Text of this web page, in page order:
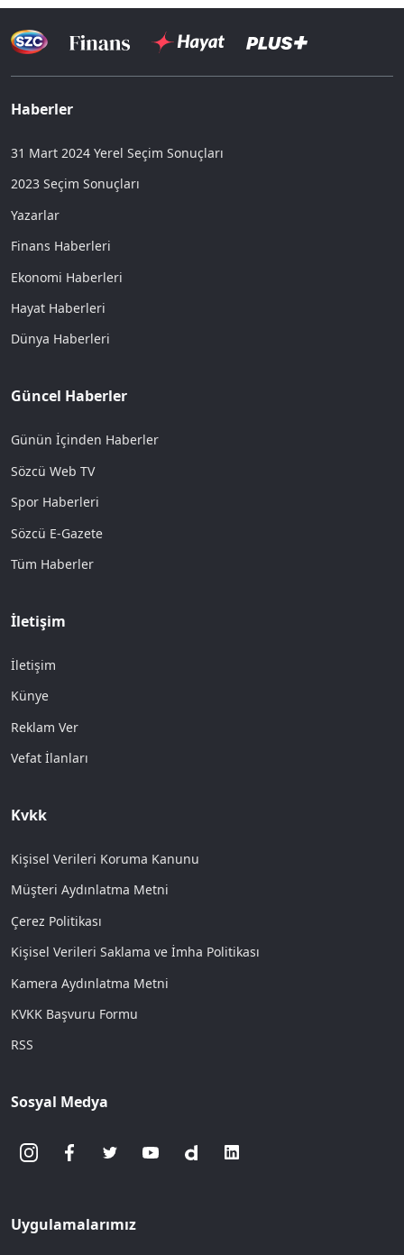
Haberler
31 Mart 2024 Yerel Seçim Sonuçları
2023 Seçim Sonuçları
Yazarlar
Finans Haberleri
Ekonomi Haberleri
Hayat Haberleri
Dünya Haberleri
Güncel Haberler
Günün İçinden Haberler
Sözcü Web TV
Spor Haberleri
Sözcü E-Gazete
Tüm Haberler
İletişim
İletişim
Künye
Reklam Ver
Vefat İlanları
Kvkk
Kişisel Verileri Koruma Kanunu
Müşteri Aydınlatma Metni
Çerez Politikası
Kişisel Verileri Saklama ve İmha Politikası
Kamera Aydınlatma Metni
KVKK Başvuru Formu
RSS
Sosyal Medya
Uygulamalarımız